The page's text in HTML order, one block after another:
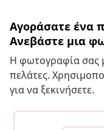
Αγοράσατε ένα
Ανεβάστε μια
Η φωτογραφία σας
πελάτες.
για να ξεκινήσετε.